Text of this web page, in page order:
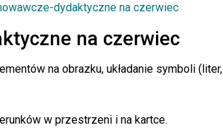
dydaktyczne na czerwiec
na czerwiec
na obrazku, układanie symboli (liter,
w przestrzeni i na kartce.